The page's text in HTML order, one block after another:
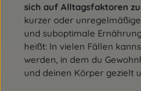
sich auf Alltagsfaktoren
kurzer oder
und suboptimale
heißt: In vielen Fällen
werden, in dem du
und deinen Körper gezielt